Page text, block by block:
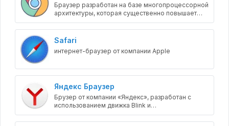
Браузер разработан на базе многопроцессорной
архитектуры, которая существенно повышает
стабильность и безопасность загрузки страниц.
Safari
интернет-браузер от компании Apple
Яндекс Браузер
Брузер от компании «Яндекс», разработан с
использованием движка Blink и
модифицированной графической оболочки
браузера Chromium.